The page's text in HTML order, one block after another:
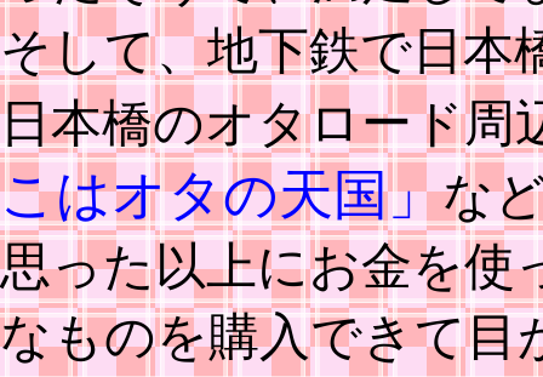
そして、地下鉄で日本
日本橋のオタロード周
こはオタの天国」な
思った以上にお金を使
なものを購入できて目